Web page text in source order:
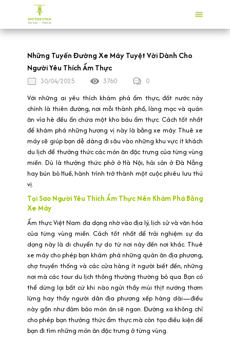
Những Tuyến Đường Xe Máy Tuyệt Vời Dành Cho
Người Yêu Thích Ẩm Thực
30/04/2025 3760
0
Với những ai yêu thích khám phá ẩm thực, đất nước này
chính là thiên đường, nơi mỗi thành phố, làng mạc và quán
ăn vỉa hè đều ẩn chứa một kho báu ẩm thực. Cách tốt nhất
để khám phá những hương vị này là bằng xe máy. Thuê xe
máy sẽ giúp bạn dễ dàng đi sâu vào những khu vực ít khách
du lịch để thưởng thức các món ăn đặc trưng của từng vùng
miền. Dù là thưởng thức phở ở Hà Nội, hải sản ở Đà Nẵng
hay bún bò Huế, hành trình trở thành một cuộc phiêu lưu thú
vị.
Tại Sao Người Yêu Thích Ẩm Thực Nên Khám Phá Bằng
Xe Máy
Ẩm thực Việt Nam đa dạng nhờ vào địa lý, lịch sử và văn hóa
của từng vùng miền. Cách tốt nhất để trải nghiệm sự đa
dạng này là di chuyển tự do từ nơi này đến nơi khác. Thuê
xe máy cho phép bạn khám phá những quán ăn địa phương,
chợ truyền thống và các cửa hàng ít người biết đến, những
nơi mà các tour du lịch thông thường thường bỏ qua. Bạn có
thể dừng lại bất cứ khi nào ngửi thấy mùi thịt nướng thơm
lừng hay thấy người dân địa phương xếp hàng dài—điều
này gần như đảm bảo món ăn sẽ ngon. Đường xa không chỉ
cho phép bạn thưởng thức ẩm thực mà còn tạo điều kiện để
bạn đi tìm những món ăn đặc trưng ở từng vùng.